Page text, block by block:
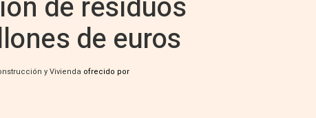
de euros
y Vivienda ofrecido por